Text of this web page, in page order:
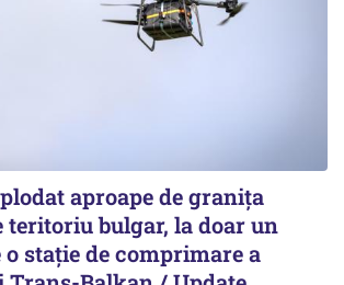
aproape de granița
teritoriu bulgar, la doar un
stație de comprimare a